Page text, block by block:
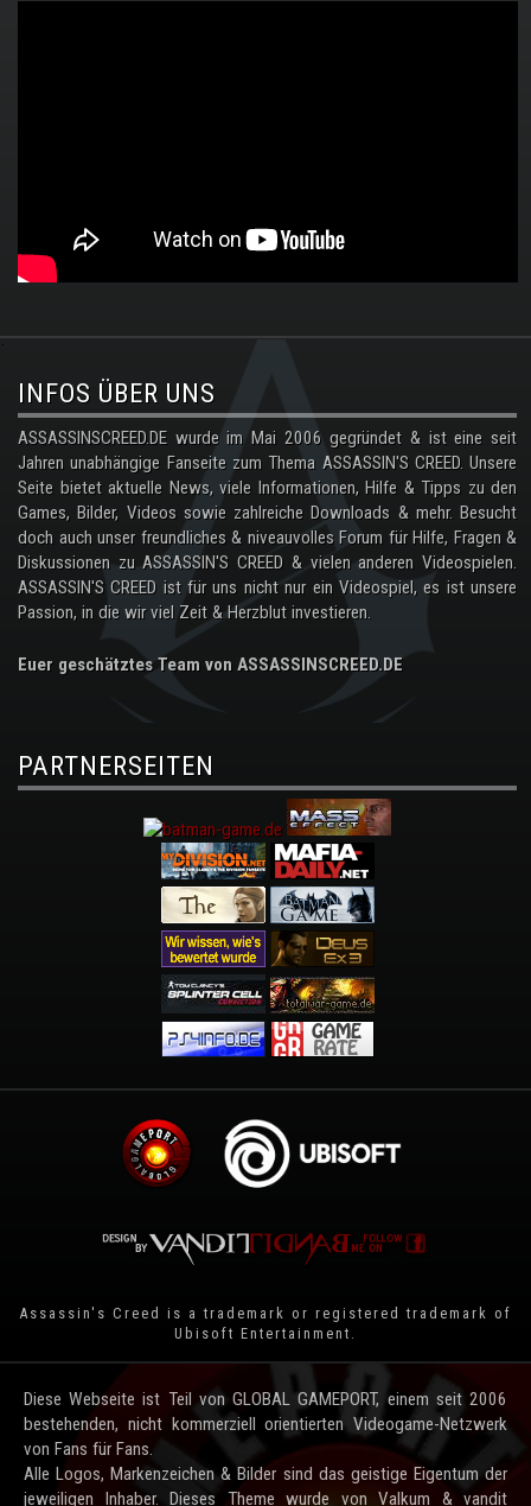
.
INFOS ÜBER UNS
ASSASSINSCREED.DE wurde im Mai 2006 gegründet & ist eine seit
Jahren unabhängige Fanseite zum Thema ASSASSIN'S CREED. Unsere
Seite bietet aktuelle News, viele Informationen, Hilfe & Tipps zu den
Games, Bilder, Videos sowie zahlreiche Downloads & mehr. Besucht
doch auch unser freundliches & niveauvolles Forum für Hilfe, Fragen &
Diskussionen zu ASSASSIN'S CREED & vielen anderen Videospielen.
ASSASSIN'S CREED ist für uns nicht nur ein Videospiel, es ist unsere
Passion, in die wir viel Zeit & Herzblut investieren.
Euer geschätztes Team von ASSASSINSCREED.DE
PARTNERSEITEN
Assassin's Creed is a trademark or registered trademark of
Ubisoft Entertainment
Diese Webseite ist Teil von GLOBAL GAMEPORT, einem seit 2006
bestehenden, nicht kommerziell orientierten Videogame-Netzwerk
von Fans für Fans.
Alle Logos, Markenzeichen & Bilder sind das geistige Eigentum der
jeweiligen Inhaber. Dieses Theme wurde von Valkum & vandit